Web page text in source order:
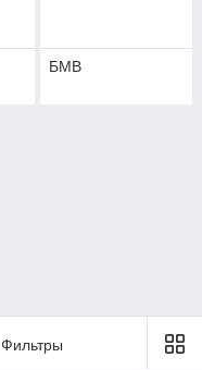
БМВ
Фильтры